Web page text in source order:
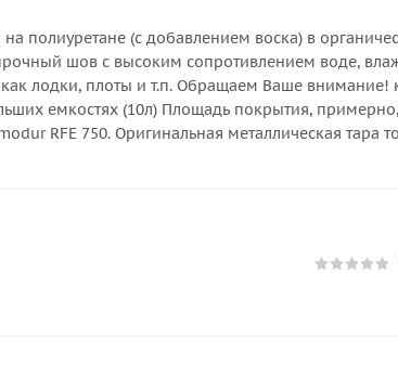
на полиуретане (с добавлением воска) в
шов с высоким сопротивлением воде,
лодки, плоты и т.п. Обращаем Ваше внимание!
емкостях (10л) Площадь покрытия,
RFE 750. Оригинальная металлическая тара